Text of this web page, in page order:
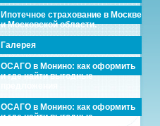
Ипотечное страхование в Москве
и Московской области.
Галерея
ОСАГО в Монино: как оформить
и где найти выгодные
ОСАГО в Монино: как оформить
и где найти выгодные